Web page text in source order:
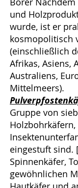
und
wurde, ist er
kosmopolitisch
(einschließlich
Afrikas, Asiens,
Australiens,
Mittelmeers).
Gruppe von
eingestuft sind.
Spinnenkäfer,
gewöhnlichen